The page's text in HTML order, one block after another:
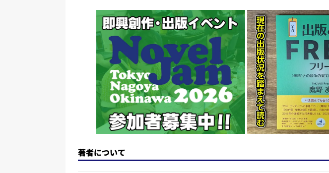
d
o
n
k
y
b
o
o
k
d
s
a
著者について